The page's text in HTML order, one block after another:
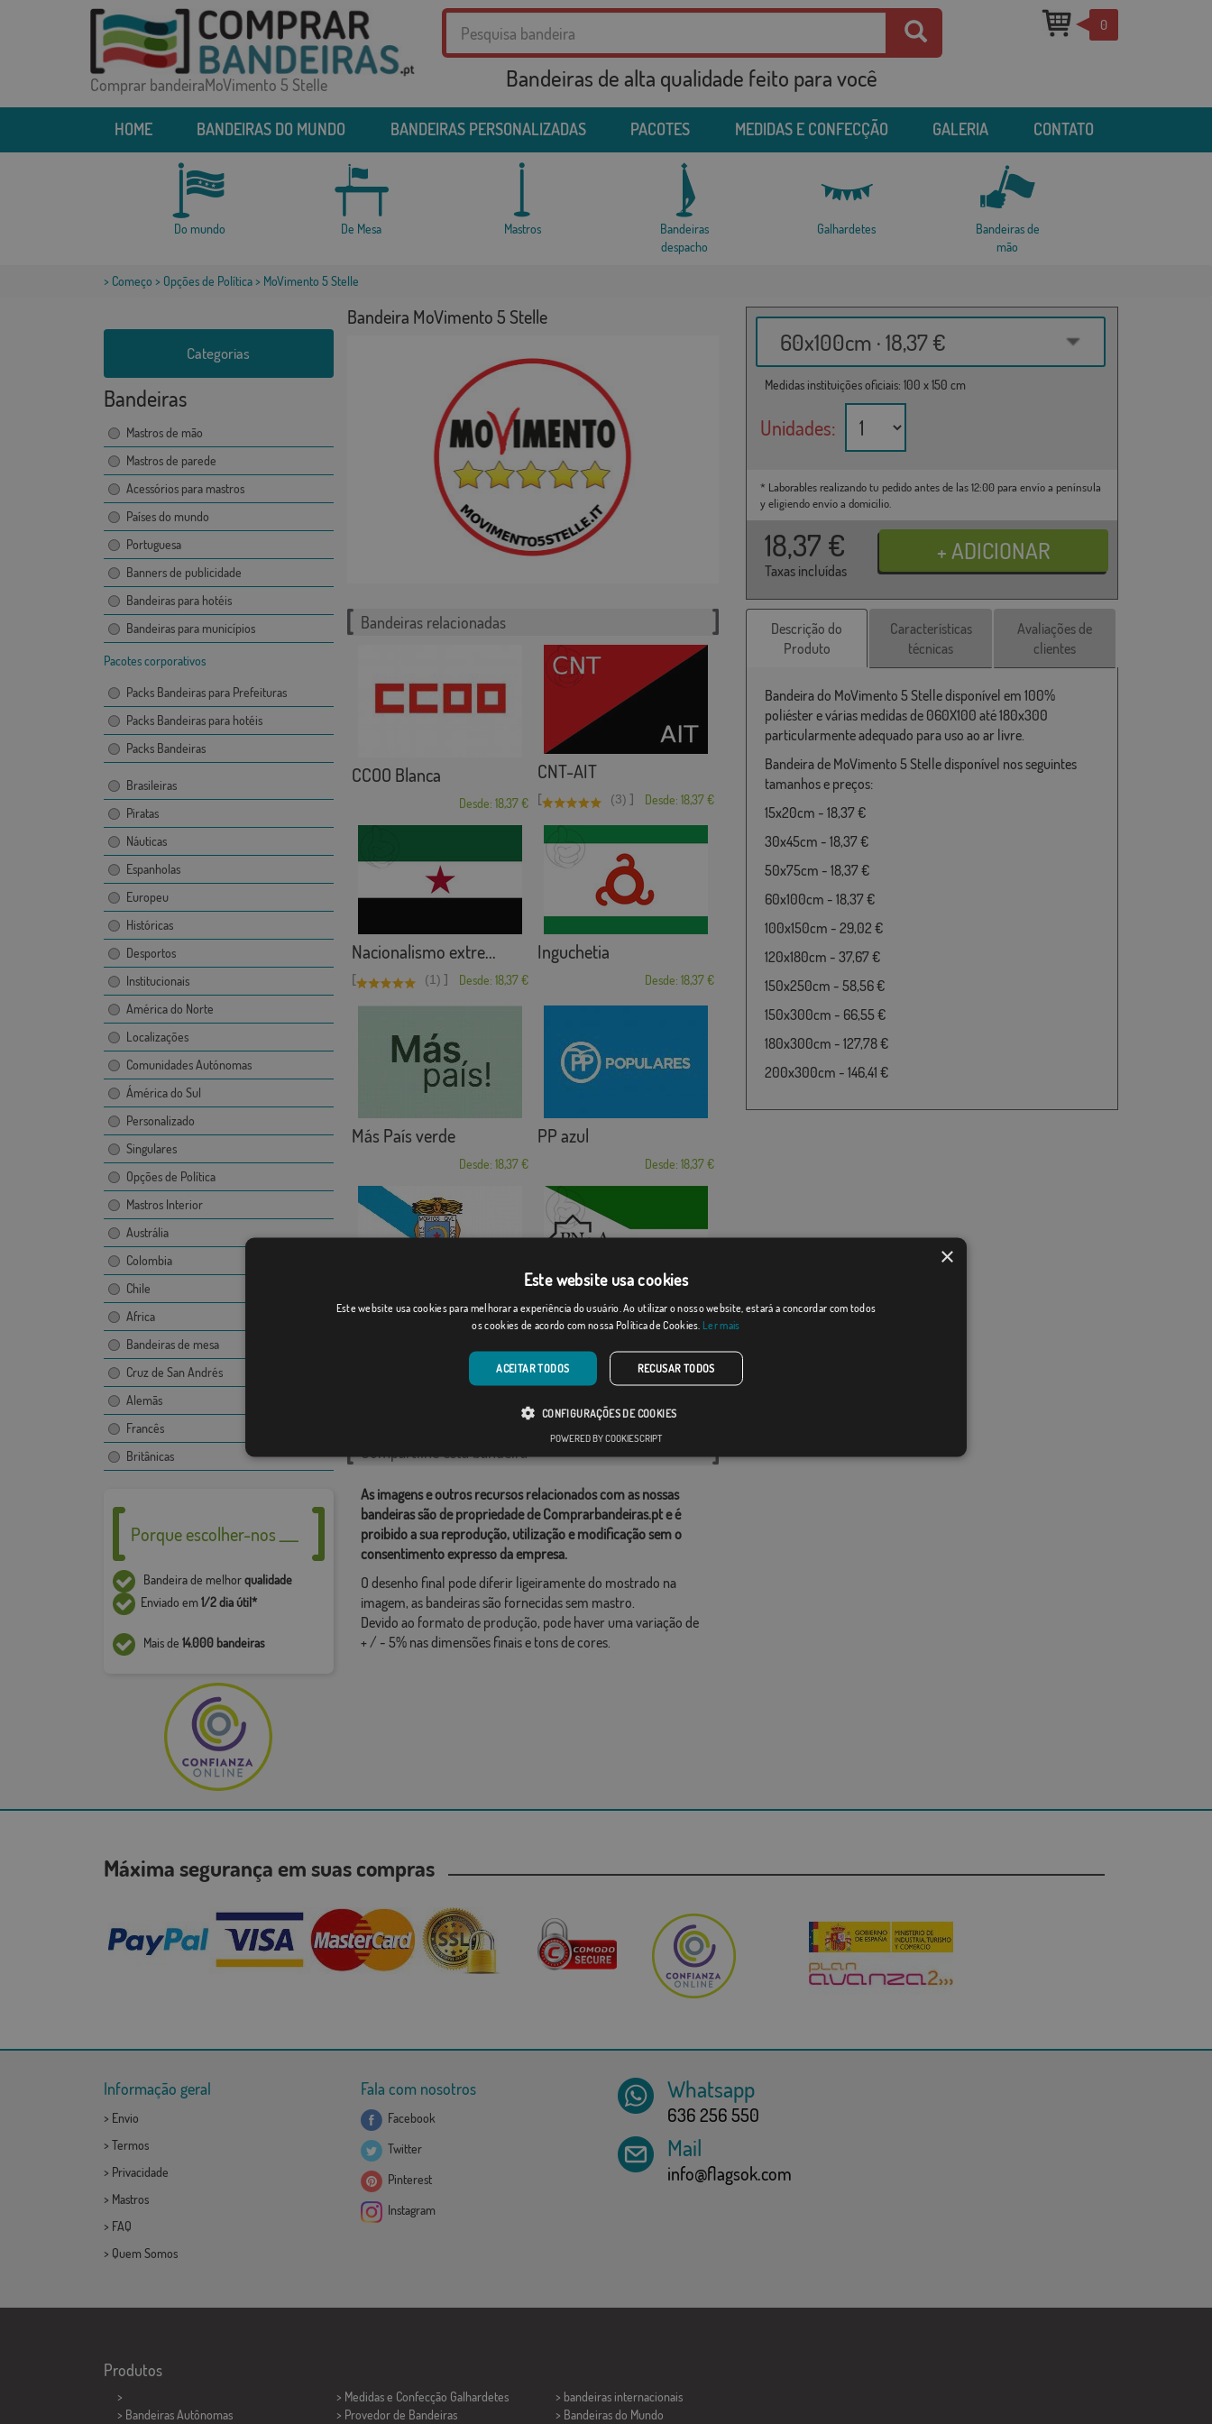
Comprar bandeiraMoVimento 5 Stelle Bandeiras de alta qualidade feito para você
0
HOME BANDEIRAS DO MUNDO BANDEIRAS PERSONALIZADAS PACOTES MEDIDAS E CONFECÇÃO GALERIA CONTATO
Do mundo De Mesa Mastros
Bandeiras
despacho
Galhardetes
Bandeiras de
mão
> Começo > Opções de Política> MoVimento 5 Stelle
Categorias
Bandeiras
Mastros de mão
Mastros de parede
Acessórios para mastros
Países do mundo
Portuguesa
Banners de publicidade
Bandeiras para hotéis
Bandeiras para municípios
Pacotes corporativos
Packs Bandeiras para Prefeituras
Packs Bandeiras para hotéis
Packs Bandeiras
Brasileiras
Piratas
Náuticas
Espanholas
Europeu
Históricas
Desportos
Institucionais
América do Norte
Localizações
Comunidades Autónomas
Ámérica do Sul
Personalizado
Singulares
Opções de Política
Mastros Interior
Austrália
Colombia
Chile
Africa
Bandeiras de mesa
Cruz de San Andrés
Alemãs
Francês
Britânicas
Porque escolher-nos ___
Bandeira de melhorqualidade
Enviado em1/2 dia útil*
Mais de 14.000 bandeiras
Bandeira MoVimento 5 Stelle
60x100cm · 18,37 €
Medidas instituições oficiais: 100 x 150 cm
Unidades:
* Laborables realizando tu pedido antes de las 12:00 para envío a península
y eligiendo envío a domicilio.
18,37 €
Taxas incluídas
Bandeiras relacionadas
CCOO Blanca
Desde: 18,37 €
CNT-AIT
[ (3) ] Desde: 18,37 €
Nacionalismo extre...
[ (1) ] Desde: 18,37 €
Inguchetia
Desde: 18,37 €
Más País verde
Desde: 18,37 €
PP azul
Desde: 18,37 €
Galicia Castelao Pueblo Nacionalist...
Categorias relacionadas:
Compartilhe esta bandeira
As imagens e outros recursos relacionados com as nossas
bandeiras são de propriedade de Comprarbandeiras.pt e é
proibido a sua reprodução, utilização e modificação sem o
consentimento expresso da empresa.
O desenho final pode diferir ligeiramente do mostrado na
imagem, as bandeiras são fornecidas sem mastro.
Devido ao formato de produção, pode haver uma variação de
+ / - 5% nas dimensões finais e tons de cores.
Descrição do
Produto
Características
técnicas
Avaliações de
clientes
Bandeira do MoVimento 5 Stelle disponível em 100%
poliéster e várias medidas de 060X100 até 180x300
particularmente adequado para uso ao ar livre.
Bandeira de MoVimento 5 Stelle disponível nos seguintes
tamanhos e preços:
15x20cm - 18,37 €
30x45cm - 18,37 €
50x75cm - 18,37 €
60x100cm - 18,37 €
100x150cm - 29,02 €
120x180cm - 37,67 €
150x250cm - 58,56 €
150x300cm - 66,55 €
180x300cm - 127,78 €
200x300cm - 146,41 €
Máxima segurança em suas compras
Informação geral
> Envio
> Termos
> Privacidade
> Mastros
> FAQ
> Quem Somos
Fala com nosotros
Facebook
Twitter
Pinterest
Instagram
Whatsapp
636 256 550
Mail
info@flagsok.com
Produtos
>
> Bandeiras Autônomas
> Medidas e Confecção Galhardetes
> Provedor de Bandeiras
> bandeiras internacionais
> Bandeiras do Mundo
×
Este website usa cookies
Este website usa cookies para melhorar a experiência do usuário. Ao utilizar o nosso website, estará a concordar com todos
os cookies de acordo com nossa Política de Cookies. Ler mais
ACEITAR TODOS RECUSAR TODOS
CONFIGURAÇÕES DE COOKIES
POWERED BY COOKIESCRIPT